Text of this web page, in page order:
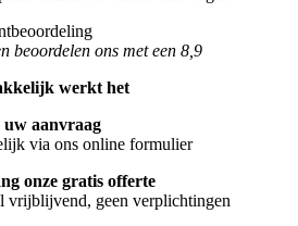
beoordelen ons met een 8,9
werkt het
uw aanvraag
via ons online formulier
onze gratis offerte
vrijblijvend, geen verplichtingen